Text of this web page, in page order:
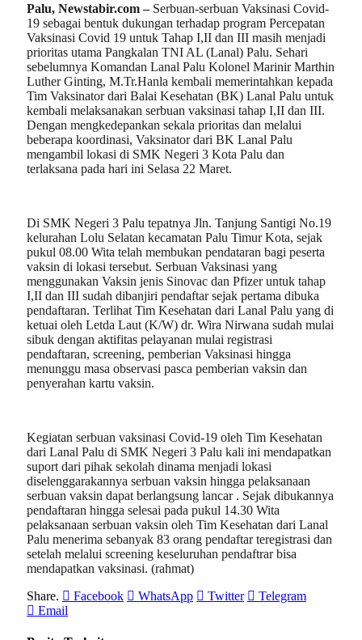
Palu, Newstabir.com –Serbuan-serbuan Vaksinasi Covid-
19 sebagai bentuk dukungan terhadap program Percepatan
Vaksinasi Covid 19 untuk Tahap I,II dan III masih menjadi
prioritas utama Pangkalan TNI AL (Lanal) Palu. Sehari
sebelumnya Komandan Lanal Palu Kolonel Marinir Marthin
Luther Ginting, M.Tr.Hanla kembali memerintahkan kepada
Tim Vaksinator dari Balai Kesehatan (BK) Lanal Palu untuk
kembali melaksanakan serbuan vaksinasi tahap I,II dan III.
Dengan mengkedepankan sekala prioritas dan melalui
beberapa koordinasi, Vaksinator dari BK Lanal Palu
mengambil lokasi di SMK Negeri 3 Kota Palu dan
terlaksana pada hari ini Selasa 22 Maret.
Di SMK Negeri 3 Palu tepatnya Jln. Tanjung Santigi No.19
kelurahan Lolu Selatan kecamatan Palu Timur Kota, sejak
pukul 08.00 Wita telah membukan pendataran bagi peserta
vaksin di lokasi tersebut. Serbuan Vaksinasi yang
menggunakan Vaksin jenis Sinovac dan Pfizer untuk tahap
I,II dan III sudah dibanjiri pendaftar sejak pertama dibuka
pendaftaran. Terlihat Tim Kesehatan dari Lanal Palu yang di
ketuai oleh Letda Laut (K/W) dr. Wira Nirwana sudah mulai
sibuk dengan aktifitas pelayanan mulai registrasi
pendaftaran, screening, pemberian Vaksinasi hingga
menunggu masa observasi pasca pemberian vaksin dan
penyerahan kartu vaksin.
Kegiatan serbuan vaksinasi Covid-19 oleh Tim Kesehatan
dari Lanal Palu di SMK Negeri 3 Palu kali ini mendapatkan
suport dari pihak sekolah dinama menjadi lokasi
diselenggarakannya serbuan vaksin hingga pelaksanaan
serbuan vaksin dapat berlangsung lancar . Sejak dibukannya
pendaftaran hingga selesai pada pukul 14.30 Wita
pelaksanaan serbuan vaksin oleh Tim Kesehatan dari Lanal
Palu menerima sebanyak 83 orang pendaftar teregistrasi dan
setelah melalui screening keseluruhan pendaftrar bisa
mendapatkan vaksinasi. (rahmat)
Share.
Facebook WhatsApp Twitter
Telegram
Email